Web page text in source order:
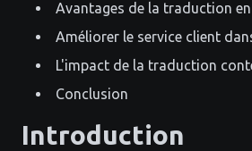
Avantages de la traduction
Améliorer le service client
L'impact de la traduction
Conclusion
Introduction